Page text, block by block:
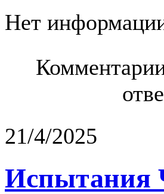
Нет
21/4/2025
Испытания